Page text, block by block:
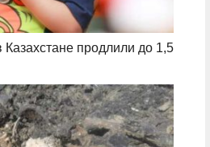
Казахстане продлили до 1,5